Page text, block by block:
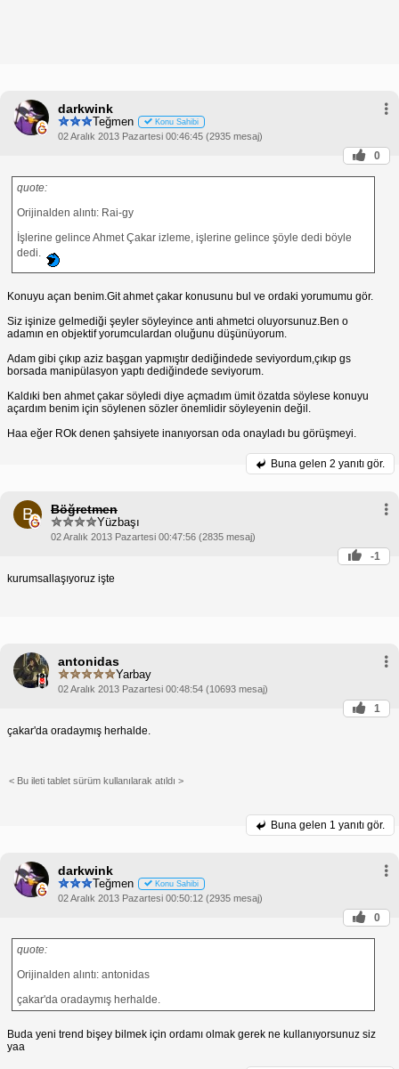
darkwink
Teğmen Konu Sahibi
02 Aralık 2013 Pazartesi 00:46:45 (2935 mesaj)
0
quote:
Orijinalden alıntı: Rai-gy
İşlerine gelince Ahmet Çakar izleme, işlerine gelince şöyle dedi böyle
dedi.
Konuyu açan benim.Git ahmet çakar konusunu bul ve ordaki yorumumu gör.
Siz işinize gelmediği şeyler söyleyince anti ahmetci oluyorsunuz.Ben o
adamın en objektif yorumculardan oluğunu düşünüyorum.
Adam gibi çıkıp aziz başgan yapmıştır dediğindede seviyordum,çıkıp gs
borsada manipülasyon yaptı dediğindede seviyorum.
Kaldıki ben ahmet çakar söyledi diye açmadım ümit özatda söylese konuyu
açardım benim için söylenen sözler önemlidir söyleyenin değil.
Haa eğer ROk denen şahsiyete inanıyorsan oda onayladı bu görüşmeyi.
Buna gelen 2 yanıtı gör.
B Böğretmen
Yüzbaşı
02 Aralık 2013 Pazartesi 00:47:56 (2835 mesaj)
-1
kurumsallaşıyoruz işte
antonidas
Yarbay
02 Aralık 2013 Pazartesi 00:48:54 (10693 mesaj)
1
çakar'da oradaymış herhalde.
< Bu ileti tablet sürüm kullanılarak atıldı >
Buna gelen 1 yanıtı gör.
darkwink
Teğmen Konu Sahibi
02 Aralık 2013 Pazartesi 00:50:12 (2935 mesaj)
0
quote:
Orijinalden alıntı: antonidas
çakar'da oradaymış herhalde.
Buda yeni trend bişey bilmek için ordamı olmak gerek ne kullanıyorsunuz siz
yaa